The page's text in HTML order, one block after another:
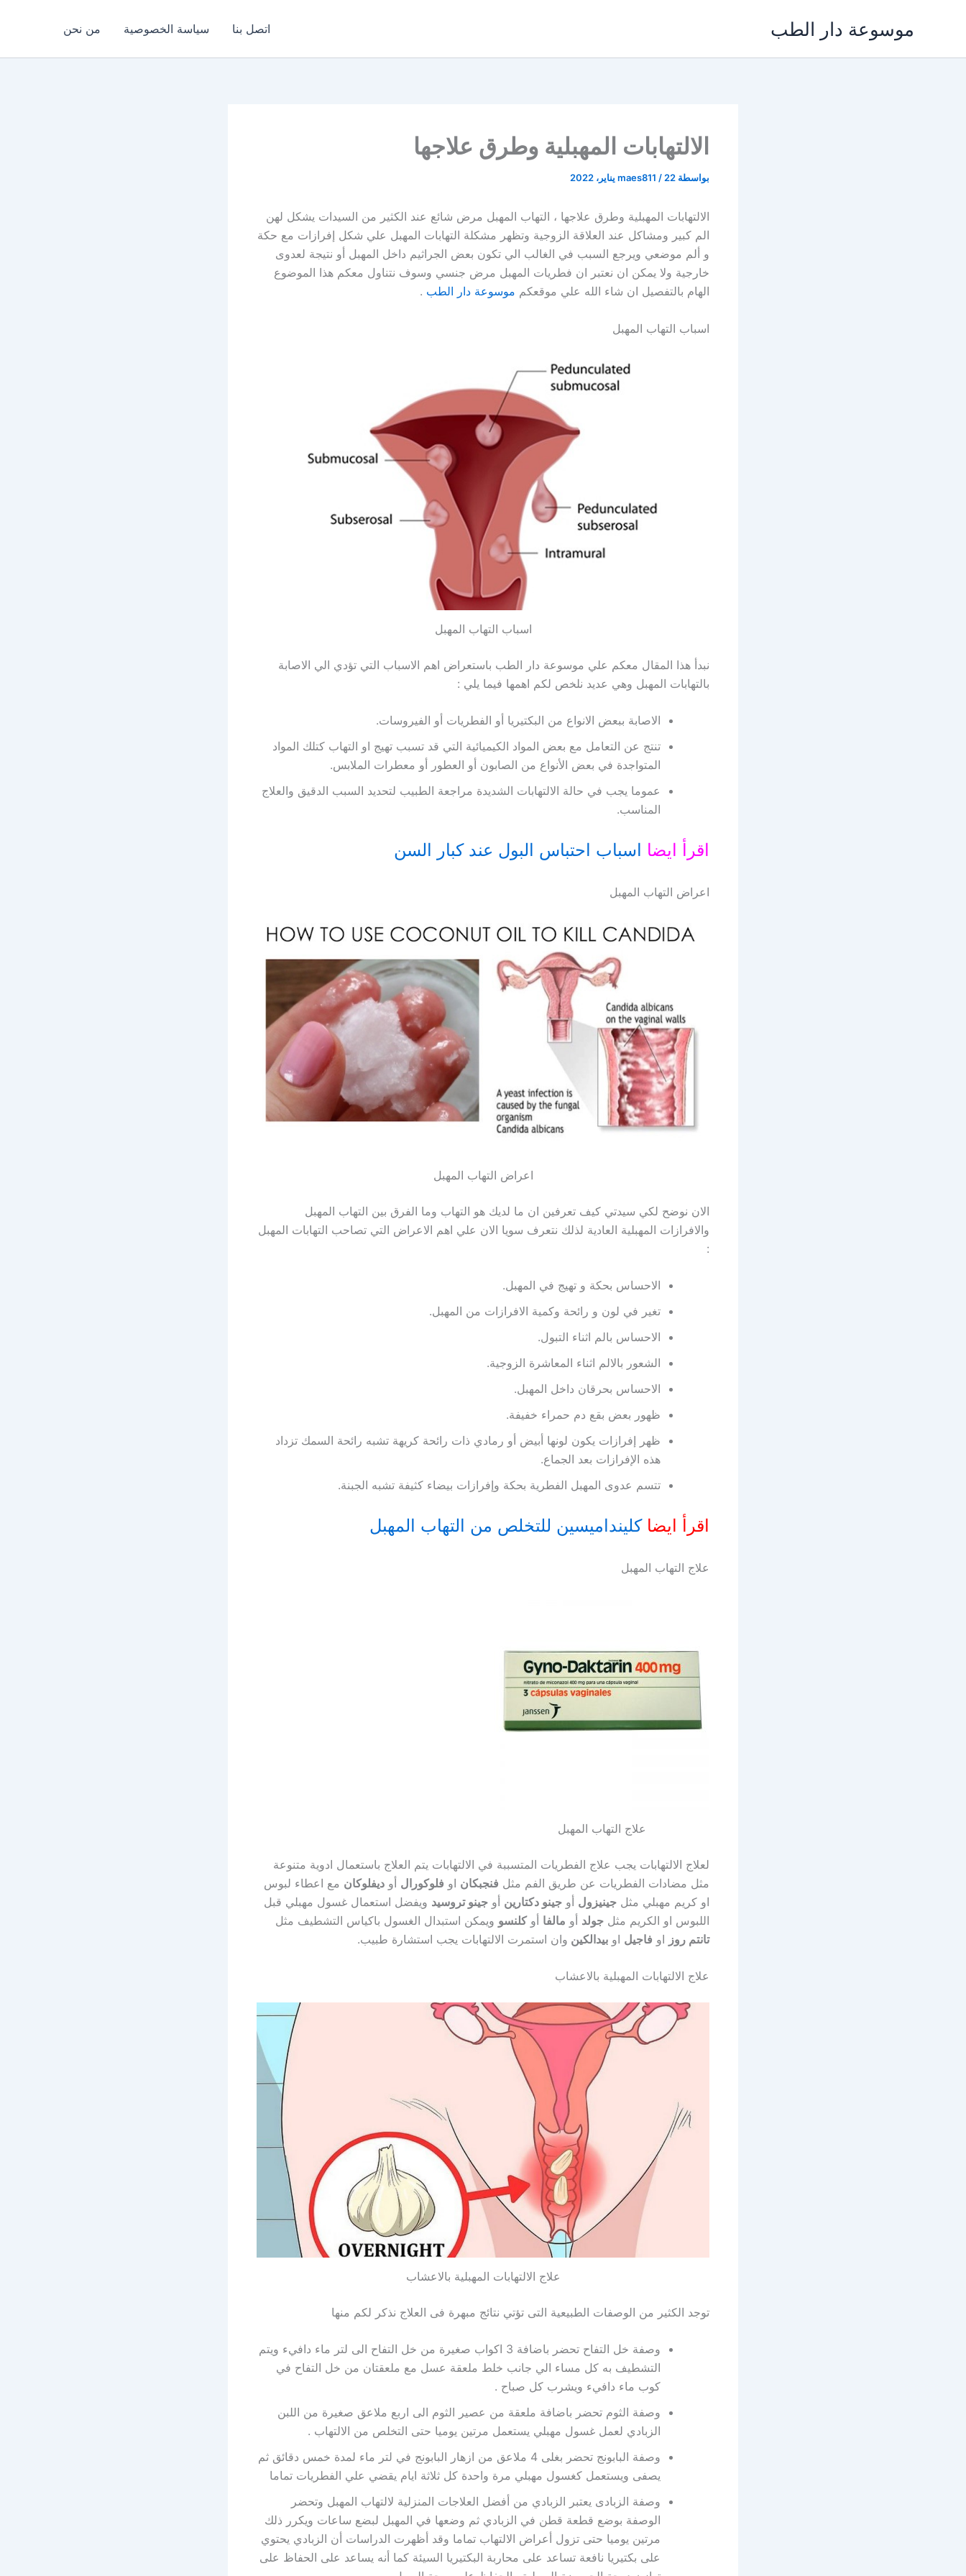
موسوعة دار الطب اتصل بنا سياسة الخصوصية من نحن
الالتهابات المهبلية وطرق علاجها
بواسطة maes811 / 22 يناير، 2022
الالتهابات المهبلية وطرق علاجها ، التهاب المهبل مرض شائع عند الكثير من السيدات يشكل لهن
الم كبير ومشاكل عند العلاقة الزوجية وتظهر مشكلة التهابات المهبل علي شكل إفرازات مع حكة
و ألم موضعي ويرجع السبب في الغالب الي تكون بعض الجراثيم داخل المهبل أو نتيجة لعدوى
خارجية ولا يمكن ان نعتبر ان فطريات المهبل مرض جنسي وسوف نتناول معكم هذا الموضوع
الهام بالتفصيل ان شاء الله علي موقعكم موسوعة دار الطب .
اسباب التهاب المهبل
اسباب التهاب المهبل
نبدأ هذا المقال معكم علي موسوعة دار الطب باستعراض اهم الاسباب التي تؤدي الي الاصابة
بالتهابات المهبل وهي عديد نلخص لكم اهمها فيما يلي :
الاصابة ببعض الانواع من البكتيريا أو الفطريات أو الفيروسات.
تنتج عن التعامل مع بعض المواد الكيميائية التي قد تسبب تهيج او التهاب كتلك المواد
المتواجدة في بعض الأنواع من الصابون أو العطور أو معطرات الملابس.
عموما يجب في حالة الالتهابات الشديدة مراجعة الطبيب لتحديد السبب الدقيق والعلاج
المناسب.
اقرأ ايضا اسباب احتباس البول عند كبار السن
اعراض التهاب المهبل
اعراض التهاب المهبل
الان نوضح لكي سيدتي كيف تعرفين ان ما لديك هو التهاب وما الفرق بين التهاب المهبل
والافرازات المهبلية العادية لذلك نتعرف سويا الان علي اهم الاعراض التي تصاحب التهابات المهبل
:
الاحساس بحكة و تهيج في المهبل.
تغير في لون و رائحة وكمية الافرازات من المهبل.
الاحساس بالم اثناء التبول.
الشعور بالالم اثناء المعاشرة الزوجية.
الاحساس بحرقان داخل المهبل.
ظهور بعض بقع دم حمراء خفيفة.
ظهر إفرازات يكون لونها أبيض أو رمادي ذات رائحة كريهة تشبه رائحة السمك تزداد
هذه الإفرازات بعد الجماع.
تتسم عدوى المهبل الفطرية بحكة وإفرازات بيضاء كثيفة تشبه الجبنة.
اقرأ ايضا كلينداميسين للتخلص من التهاب المهبل
علاج التهاب المهبل
علاج التهاب المهبل
لعلاج الالتهابات يجب علاج الفطريات المتسببة في الالتهابات يتم العلاج باستعمال ادوية متنوعة
مثل مضادات الفطريات عن طريق الفم مثل فنجبكان او فلوكورال أو ديفلوكان مع اعطاء لبوس
او كريم مهبلي مثل جينيزول أو جينو دكتارين أو جينو تروسيد ويفضل استعمال غسول مهبلي قبل
اللبوس او الكريم مثل جولد أو مالفا أوكلنسو ويمكن استبدال الغسول باكياس التشطيف مثل
تانتم روز او فاجيل او بيدالكين وان استمرت الالتهابات يجب استشارة طبيب.
علاج الالتهابات المهبلية بالاعشاب
علاج الالتهابات المهبلية بالاعشاب
توجد الكثير من الوصفات الطبيعية التى تؤتي نتائج مبهرة فى العلاج نذكر لكم منها
وصفة خل التفاح تحضر باضافة 3 اكواب صغيرة من خل التفاح الى لتر ماء دافيء ويتم
التشطيف به كل مساء الي جانب خلط ملعقة عسل مع ملعقتان من خل التفاح في
كوب ماء دافيء ويشرب كل صباح .
وصفة الثوم تحضر باضافة ملعقة من عصير الثوم الى اربع ملاعق صغيرة من اللبن
الزبادي لعمل غسول مهبلي يستعمل مرتين يوميا حتى التخلص من الالتهاب .
وصفة البابونج تحضر بغلى 4 ملاعق من ازهار البابونج في لتر ماء لمدة خمس دقائق ثم
يصفى ويستعمل كغسول مهبلي مرة واحدة كل ثلاثة ايام يقضي علي الفطريات تماما
وصفة الزبادى يعتبر الزبادي من أفضل العلاجات المنزلية لالتهاب المهبل وتحضر
الوصفة بوضع قطعة قطن في الزبادي ثم وضعها في المهبل لبضع ساعات ويكرر ذلك
مرتين يوميا حتى تزول أعراض الالتهاب تماما وقد أظهرت الدراسات أن الزبادي يحتوي
على بكتيريا نافعة تساعد على محاربة البكتيريا السيئة كما أنه يساعد على الحفاظ على